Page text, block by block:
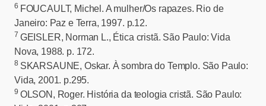
6 FOUCAULT, Michel. A mulher/Os rapazes. Rio de
Janeiro: Paz e Terra, 1997. p.12.
7 GEISLER, Norman L., Ética cristã. São Paulo: Vida
Nova, 1988. p. 172.
8 SKARSAUNE, Oskar. À sombra do Templo. São Paulo:
Vida, 2001. p.295.
9 OLSON, Roger. História da teologia cristã. São Paulo: